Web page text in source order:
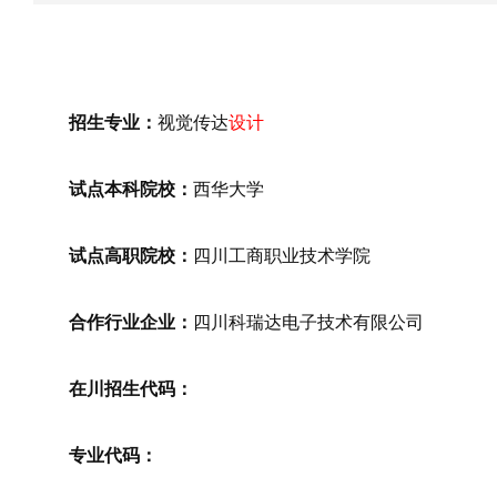
招生专业： 视觉传达设计
试点本科院校： 西华大学
试点高职院校： 四川工商职业技术学院
合作行业企业： 四川科瑞达电子技术有限公司
在川招生代码：
专业代码：